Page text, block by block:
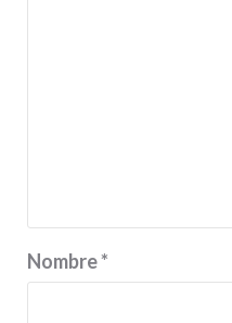
Nombre*